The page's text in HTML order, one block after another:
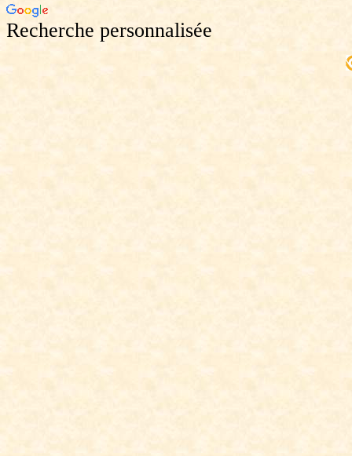
Recherche personnalisée